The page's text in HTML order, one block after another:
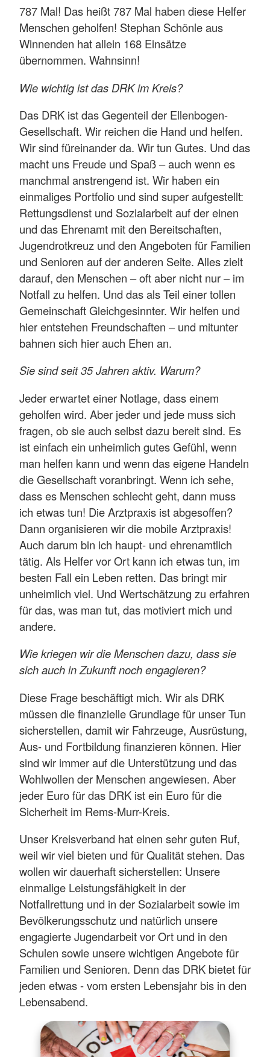
787 Mal! Das heißt 787 Mal haben diese Helfer
Menschen geholfen! Stephan Schönle aus
Winnenden hat allein 168 Einsätze
übernommen. Wahnsinn!
Wie wichtig ist das DRK im Kreis?
Das DRK ist das Gegenteil der Ellenbogen-
Gesellschaft. Wir reichen die Hand und helfen.
Wir sind füreinander da. Wir tun Gutes. Und das
macht uns Freude und Spaß – auch wenn es
manchmal anstrengend ist. Wir haben ein
einmaliges Portfolio und sind super aufgestellt:
Rettungsdienst und Sozialarbeit auf der einen
und das Ehrenamt mit den Bereitschaften,
Jugendrotkreuz und den Angeboten für Familien
und Senioren auf der anderen Seite. Alles zielt
darauf, den Menschen – oft aber nicht nur – im
Notfall zu helfen. Und das als Teil einer tollen
Gemeinschaft Gleichgesinnter. Wir helfen und
hier entstehen Freundschaften – und mitunter
bahnen sich hier auch Ehen an.
Sie sind seit 35 Jahren aktiv. Warum?
Jeder erwartet einer Notlage, dass einem
geholfen wird. Aber jeder und jede muss sich
fragen, ob sie auch selbst dazu bereit sind. Es
ist einfach ein unheimlich gutes Gefühl, wenn
man helfen kann und wenn das eigene Handeln
die Gesellschaft voranbringt. Wenn ich sehe,
dass es Menschen schlecht geht, dann muss
ich etwas tun! Die Arztpraxis ist abgesoffen?
Dann organisieren wir die mobile Arztpraxis!
Auch darum bin ich haupt- und ehrenamtlich
tätig. Als Helfer vor Ort kann ich etwas tun, im
besten Fall ein Leben retten. Das bringt mir
unheimlich viel. Und Wertschätzung zu erfahren
für das, was man tut, das motiviert mich und
andere.
Wie kriegen wir die Menschen dazu, dass sie
sich auch in Zukunft noch engagieren?
Diese Frage beschäftigt mich. Wir als DRK
müssen die finanzielle Grundlage für unser Tun
sicherstellen, damit wir Fahrzeuge, Ausrüstung,
Aus- und Fortbildung finanzieren können. Hier
sind wir immer auf die Unterstützung und das
Wohlwollen der Menschen angewiesen. Aber
jeder Euro für das DRK ist ein Euro für die
Sicherheit im Rems-Murr-Kreis.
Unser Kreisverband hat einen sehr guten Ruf,
weil wir viel bieten und für Qualität stehen. Das
wollen wir dauerhaft sicherstellen: Unsere
einmalige Leistungsfähigkeit in der
Notfallrettung und in der Sozialarbeit sowie im
Bevölkerungsschutz und natürlich unsere
engagierte Jugendarbeit vor Ort und in den
Schulen sowie unsere wichtigen Angebote für
Familien und Senioren. Denn das DRK bietet für
jeden etwas - vom ersten Lebensjahr bis in den
Lebensabend.